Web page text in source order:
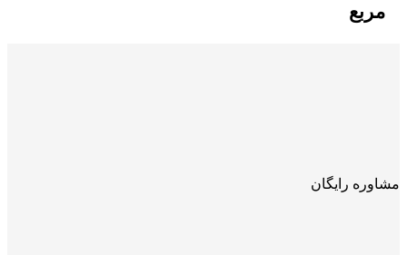
مربع
مشاوره رایگان